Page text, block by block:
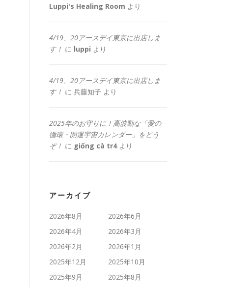
Luppi's Healing Room より
4/19、20アースデイ東京に出店しま
す！ に luppi より
4/19、20アースデイ東京に出店しま
す！ に 兵藤知子 より
2025年のお守りに！高波動な「愛の
循環・開運宇宙カレンダー」をどう
ぞ！ に giống cà tr4より
アーカイブ
2026年8月
2026年6月
2026年4月
2026年3月
2026年2月
2026年1月
2025年12月
2025年10月
2025年9月
2025年8月